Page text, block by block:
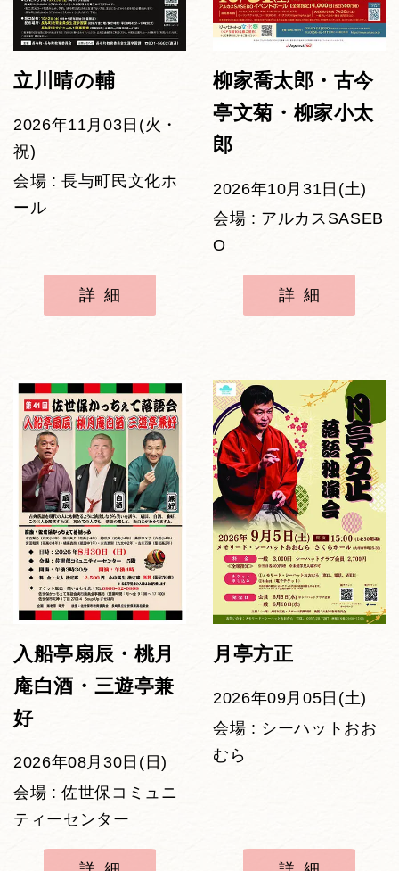
立川晴の輔
2026年11月03日(火・
祝)
会場 : 長与町民文化ホ
ール
詳細
柳家喬太郎・古今
亭文菊・柳家小太
郎
2026年10月31日(土)
会場 : アルカスSASEB
O
詳細
入船亭扇辰・桃月
庵白酒・三遊亭兼
好
2026年08月30日(日)
会場 : 佐世保コミュニ
ティーセンター
月亭方正
2026年09月05日(土)
会場 : シーハットおお
むら